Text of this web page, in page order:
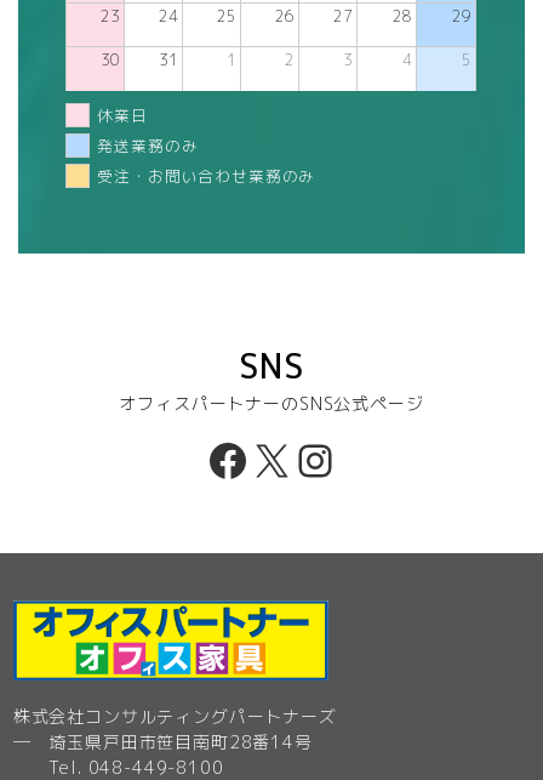
23 24 25 26 27 28 29
30 31 1 2 3 4 5
休業日
発送業務のみ
受注・お問い合わせ業務のみ
SNS
オフィスパートナーのSNS公式ページ
Facebook
X Instagram
株式会社コンサルティングパートナーズ
─ 埼玉県戸田市笹目南町28番14号
Tel. 048-449-8100